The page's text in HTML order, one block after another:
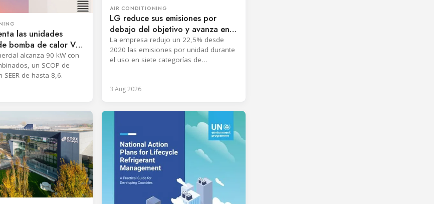
las unidades
bomba de calor VRF
alcanza 90 kW con
un SCOP de
SEER de hasta 8,6.
AIR CONDITIONING
LG reduce sus emisiones por
debajo del objetivo y avanza en
refrigerantes de bajo GWP
La empresa redujo un 22,5% desde
2020 las emisiones por unidad durante
el uso en siete categorías de
3 Aug 2026